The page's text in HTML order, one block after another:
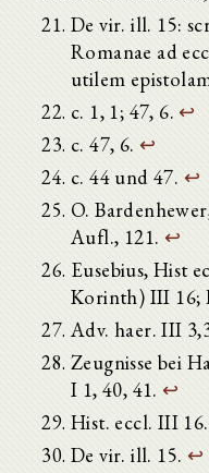
De vir. ill. 15:
Romanae ad
utilem
c. 1, 1; 47, 6. ↩
c. 47, 6. ↩
c. 44 und 47. ↩
O.
Aufl., 121. ↩
Eusebius, Hist
Korinth) III 16;
Adv. haer. III
Zeugnisse bei
I 1, 40, 41. ↩
Hist. eccl. III 16.
De vir. ill. 15. ↩